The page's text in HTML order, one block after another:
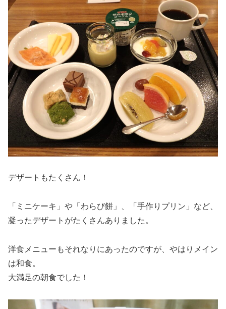
デザートもたくさん！
「ミニケーキ」や「わらび餅」、「手作りプリン」など、
凝ったデザートがたくさんありました。
洋食メニューもそれなりにあったのですが、やはりメイン
は和食。
大満足の朝食でした！